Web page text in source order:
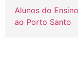
Alunos do
ao Porto Santo